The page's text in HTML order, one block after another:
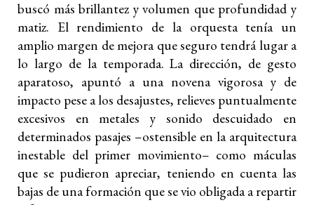
buscó más brillantez y volumen que profundidad y
matiz. El rendimiento de la orquesta tenía un
amplio margen de mejora que seguro tendrá lugar a
lo largo de la temporada. La dirección, de gesto
aparatoso, apuntó a una novena vigorosa y de
impacto pese a los desajustes, relieves puntualmente
excesivos en metales y sonido descuidado en
determinados pasajes –ostensible en la arquitectura
inestable del primer movimiento– como máculas
que se pudieron apreciar, teniendo en cuenta las
bajas de una formación que se vio obligada a repartir